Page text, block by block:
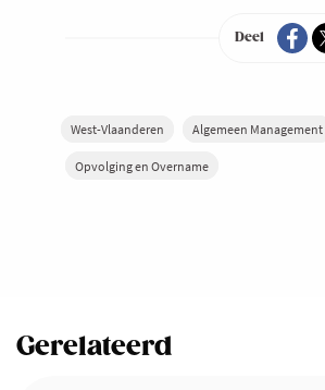
Deel
West-Vlaanderen Algemeen Management
Opvolging en Overname
Gerelateerd